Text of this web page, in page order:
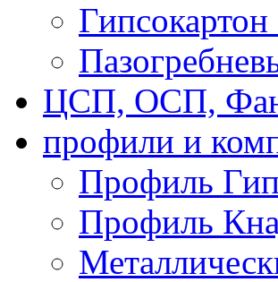
ЦСП, ОСП,
профили и
Профиль
Профиль